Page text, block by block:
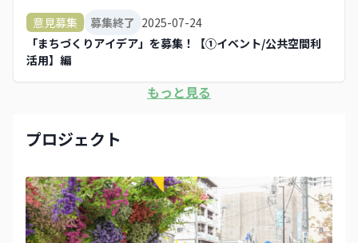
る空間づくり」を重視した取り組みを進めてお
り、いただいたようなニーズも大切にしながら、
この地域の魅力向上につながる方法を模索してま
意見募集 募集終了 2025-07-24
「まちづくりアイデア」を募集！【①イベント/公共空間利
活用】編
もっと見る
プロジェクト